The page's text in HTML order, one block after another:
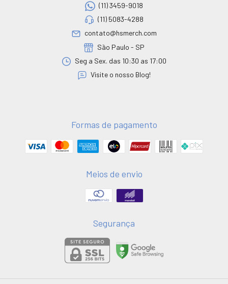
(11) 3459-9018
(11) 5083-4288
contato@hsmerch.com
São Paulo - SP
Seg a Sex. das 10:30 as 17:00
Visite o nosso Blog!
Formas de pagamento
Meios de envio
Segurança